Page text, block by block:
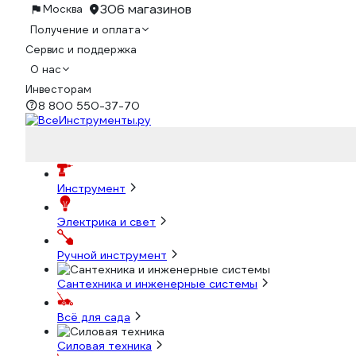
Москва 306 магазинов
Получение и оплата
Сервис и поддержка
О нас
Инвесторам
8 800 550-37-70
Инструмент
Электрика и свет
Ручной инструмент
Сантехника и инженерные системы
Всё для сада
Силовая техника